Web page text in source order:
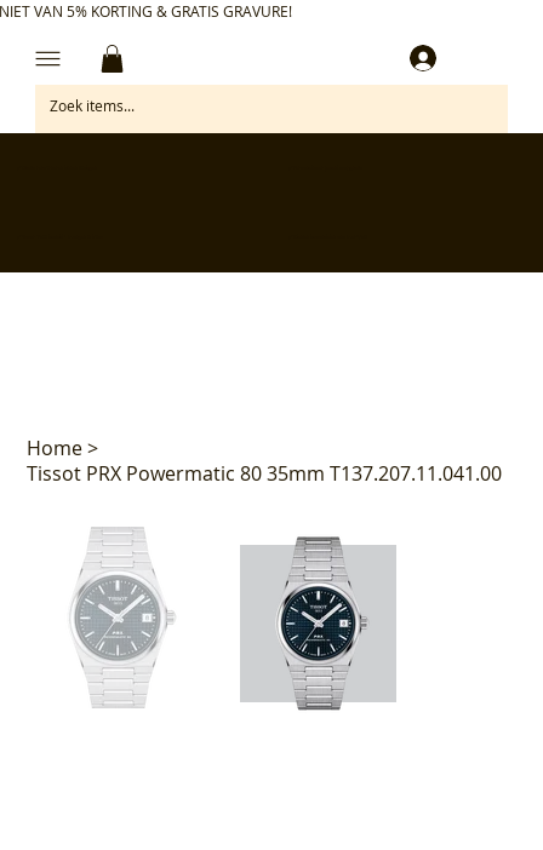
VAN 5% KORTING & GRATIS GRAVURE!
Home>
Tissot PRX Powermatic 80 35mm T137.207.11.041.00